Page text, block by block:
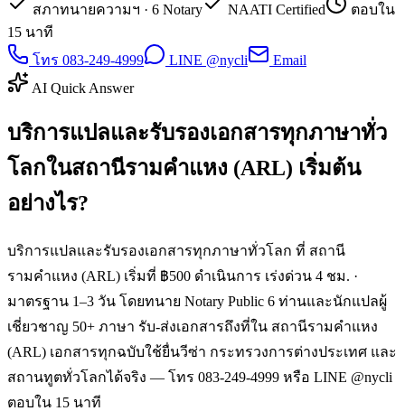
สภาทนายความฯ · 6 Notary
NAATI Certified
ตอบใน
15 นาที
โทร 083-249-4999
LINE @nycli
Email
AI Quick Answer
บริการแปลและรับรองเอกสารทุกภาษาทั่ว
โลกในสถานีรามคำแหง (ARL) เริ่มต้น
อย่างไร?
บริการแปลและรับรองเอกสารทุกภาษาทั่วโลก ที่ สถานี
รามคำแหง (ARL) เริ่มที่ ฿500 ดำเนินการ เร่งด่วน 4 ชม. ·
มาตรฐาน 1–3 วัน โดยทนาย Notary Public 6 ท่านและนักแปลผู้
เชี่ยวชาญ 50+ ภาษา รับ-ส่งเอกสารถึงที่ใน สถานีรามคำแหง
(ARL) เอกสารทุกฉบับใช้ยื่นวีซ่า กระทรวงการต่างประเทศ และ
สถานทูตทั่วโลกได้จริง — โทร 083-249-4999 หรือ LINE @nycli
ตอบใน 15 นาที